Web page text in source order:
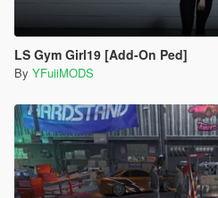
LS Gym Girl19 [Add-On Ped]
By YFuiiMODS